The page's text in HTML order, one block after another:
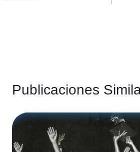
Publicaciones